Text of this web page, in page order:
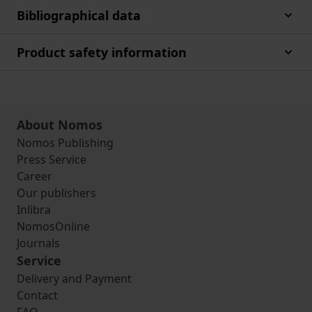
Bibliographical data
Product safety information
About Nomos
Nomos Publishing
Press Service
Career
Our publishers
Inlibra
NomosOnline
Journals
Service
Delivery and Payment
Contact